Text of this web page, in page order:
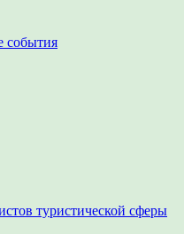
события
туристической сферы